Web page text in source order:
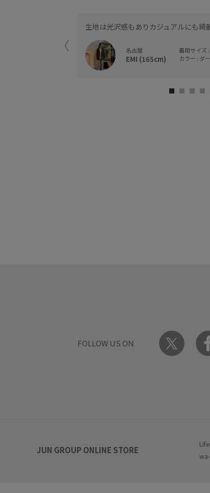
生地は光沢感もありカジュアルにも綺
名古屋
EMI (165cm)
着用サイズ :
カラー : ダ
FOLLOW US ON
JUN GROUP ONLINE STORE